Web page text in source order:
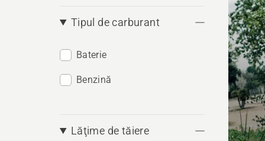
Tipul de carburant
Baterie
Benzină
Lăţime de tăiere